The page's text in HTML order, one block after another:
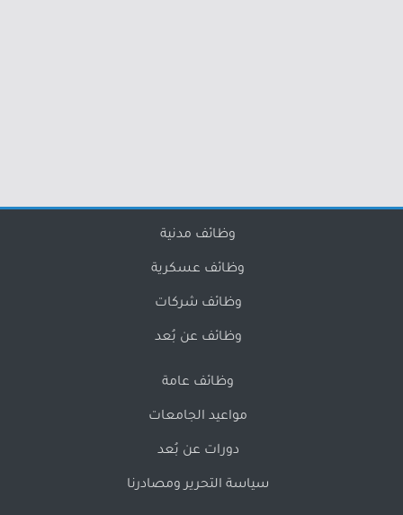
وظائف مدنية
وظائف عسكرية
وظائف شركات
وظائف عن بُعد
وظائف عامة
مواعيد الجامعات
دورات عن بُعد
سياسة التحرير ومصادرنا